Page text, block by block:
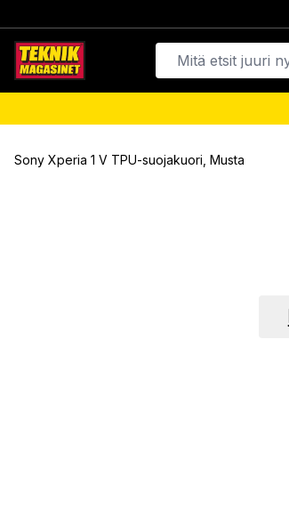
Sony Xperia 1 V TPU-suojakuori, Musta